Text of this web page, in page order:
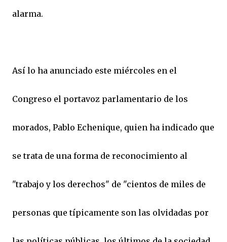
alarma.
Así lo ha anunciado este miércoles en el
Congreso el portavoz parlamentario de los
morados, Pablo Echenique, quien ha indicado que
se trata de una forma de reconocimiento al
"trabajo y los derechos" de "cientos de miles de
personas que típicamente son las olvidadas por